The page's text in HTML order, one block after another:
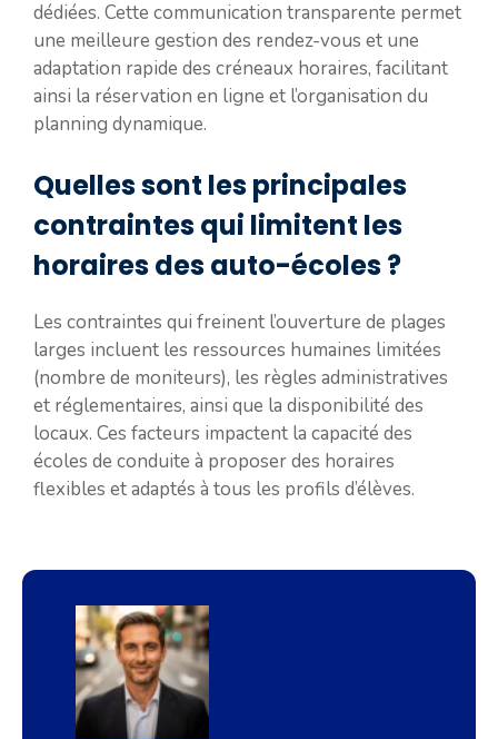
dédiées. Cette communication transparente permet
une meilleure gestion des rendez-vous et une
adaptation rapide des créneaux horaires, facilitant
ainsi la réservation en ligne et l’organisation du
planning dynamique.
Quelles sont les principales
contraintes qui limitent les
horaires des auto-écoles ?
Les contraintes qui freinent l’ouverture de plages
larges incluent les ressources humaines limitées
(nombre de moniteurs), les règles administratives
et réglementaires, ainsi que la disponibilité des
locaux. Ces facteurs impactent la capacité des
écoles de conduite à proposer des horaires
flexibles et adaptés à tous les profils d’élèves.